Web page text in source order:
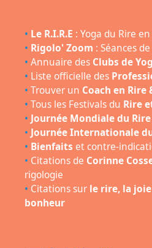
• Le R.I.R.E : Yoga du Rire
• Rigolo' Zoom : Séances
• Annuaire des Clubs de
• Liste officielle des
• Trouver un Coach en Rire
• Tous les Festivals du Rire
• Journée Mondiale du Rire
• Journée Internationale
• Bienfaits et contre-
• Citations de Corinne
rigologie
• Citations sur le rire, la
bonheur